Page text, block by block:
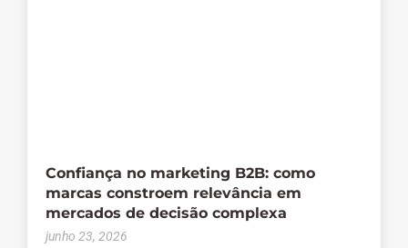
Confiança no marketing B2B: como
marcas constroem relevância em
mercados de decisão complexa
junho 23, 2026